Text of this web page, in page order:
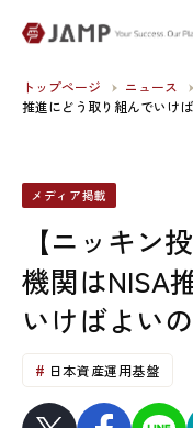
トップページ ニュース
推進にどう取り組んでいけ
メディア掲載
【ニッキン
機関はNISA
いけばよい
日本資産運用基盤